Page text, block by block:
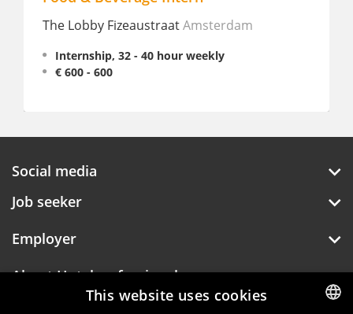
The Lobby FizeaustraatAmsterdam
Internship, 32 - 40 hour weekly
€ 600 - 600
Social media
Job seeker
Employer
About Hotelprofessionals
This website uses cookies